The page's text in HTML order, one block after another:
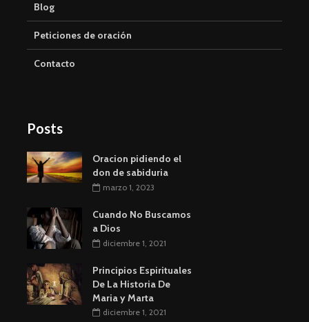
Blog
Peticiones de oración
Contacto
Posts
Oracion pidiendo el
don de sabiduria
marzo 1, 2023
Cuando No Buscamos
a Dios
diciembre 1, 2021
Principios Espirituales
De La Historia De
Maria y Marta
diciembre 1, 2021